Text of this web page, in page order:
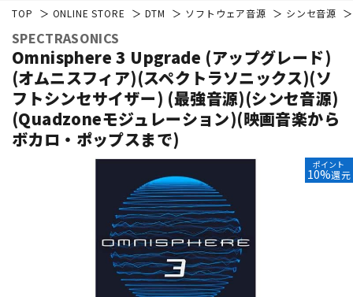
エレキギター アコギ/エレアコ
ウクレレ
パーカッション
電子ピアノ
TOP ONLINE STORE DTM ソフトウェア音源 シンセ音源
SPECTRASONICS
Omnisphere 3 Upgrade (アップグレード)
(オムニスフィア)(スペクトラソニックス)(ソ
フトシンセサイザー) (最強音源)(シンセ音源)
(Quadzoneモジュレーション)(映画音楽から
ボカロ・ポップスまで)
ポイント
10%還元